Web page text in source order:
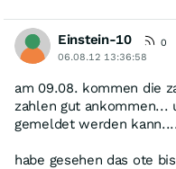
Einstein-10
0
06.08.12 13:36:58
am 09.08. kommen die
zahlen gut ankommen...
gemeldet werden
habe gesehen das ote